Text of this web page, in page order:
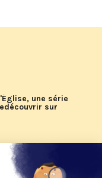
une série
sur
2026 de KTO